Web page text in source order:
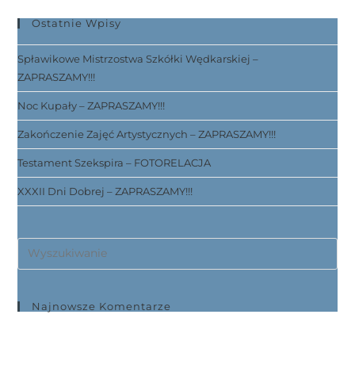
Ostatnie Wpisy
Spławikowe Mistrzostwa Szkółki Wędkarskiej –
ZAPRASZAMY!!!
Noc Kupały – ZAPRASZAMY!!!
Zakończenie Zajęć Artystycznych – ZAPRASZAMY!!!
Testament Szekspira – FOTORELACJA
XXXII Dni Dobrej – ZAPRASZAMY!!!
Najnowsze Komentarze